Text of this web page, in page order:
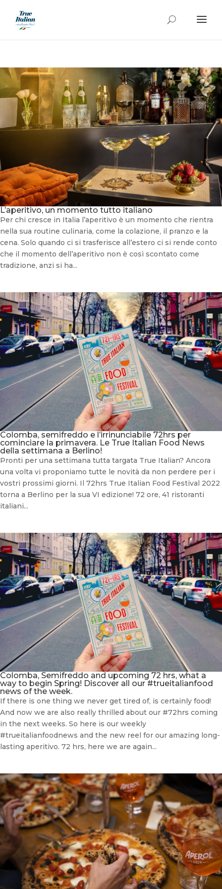
L’aperitivo, un momento tutto italiano
Per chi cresce in Italia l’aperitivo è un momento che rientra
nella sua routine culinaria, come la colazione, il pranzo e la
cena. Solo quando ci si trasferisce all’estero ci si rende conto
che il momento dell’aperitivo non è così scontato come
tradizione, anzi si ha...
Colomba, semifreddo e l’irrinunciabile 72hrs per
cominciare la primavera. Le True Italian Food News
della settimana a Berlino!
Pronti per una settimana tutta targata True Italian? Ancora
una volta vi proponiamo tutte le novità da non perdere per i
vostri prossimi giorni. Il 72hrs True Italian Food Festival 2022
torna a Berlino per la sua VI edizione! 72 ore, 41 ristoranti
italiani...
Colomba, Semifreddo and upcoming 72 hrs, what a
way to begin Spring! Discover all our #trueitalianfood
news of the week.
If there is one thing we never get tired of, is certainly food!
And now we are also really thrilled about our #72hrs coming
in the next weeks. So here is our weekly
#trueitalianfoodnews and the new reel for our amazing long-
lasting aperitivo. 72 hrs, here we are again...